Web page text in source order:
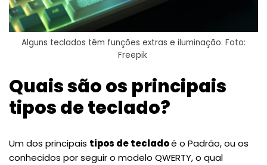
Alguns teclados têm funções extras e iluminação. Foto:
Freepik
Quais são os principais
tipos de teclado?
Um dos principais tipos de tecladoé o Padrão, ou os
conhecidos por seguir o modelo QWERTY, o qual